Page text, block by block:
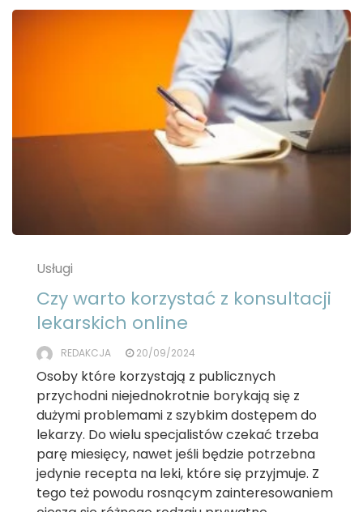
Usługi
Czy warto korzystać z konsultacji
lekarskich online
REDAKCJA 20/09/2024
Osoby które korzystają z publicznych
przychodni niejednokrotnie borykają się z
dużymi problemami z szybkim dostępem do
lekarzy. Do wielu specjalistów czekać trzeba
parę miesięcy, nawet jeśli będzie potrzebna
jedynie recepta na leki, które się przyjmuje. Z
tego też powodu rosnącym zainteresowaniem